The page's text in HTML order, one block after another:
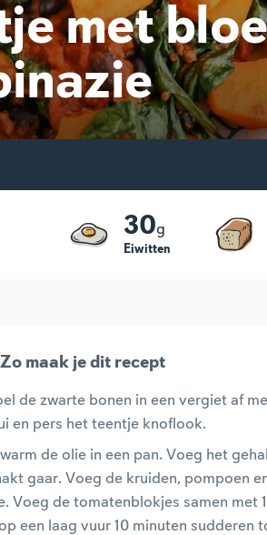
met
30g
Eiwitten
Zo maak je dit recept
de zwarte bonen in een vergiet af
en pers het teentje knoflook.
de olie in een pan. Voeg het
gaar. Voeg de kruiden, pompoen
Voeg de tomatenblokjes samen met
een laag vuur 10 minuten sudderen